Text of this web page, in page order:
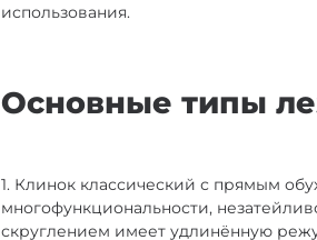
использования.
Основные типы
1. Клинок классический с прямым
многофункциональности,
скруглением имеет удлинённую